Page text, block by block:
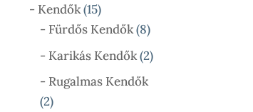
- Kendők 1515
Termék
- Fürdős Kendők 88
Termék
- Karikás Kendők 22
- Rugalmas Kendők
22